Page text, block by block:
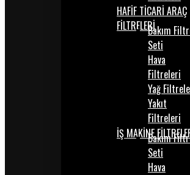
HAFİF TİCARİ ARAÇ
FİLTRELERİBakım
Seti
Hava
Filtreleri
Yağ
Yakıt
Filtreleri
İŞ MAKİNEBakım
Seti
Hava